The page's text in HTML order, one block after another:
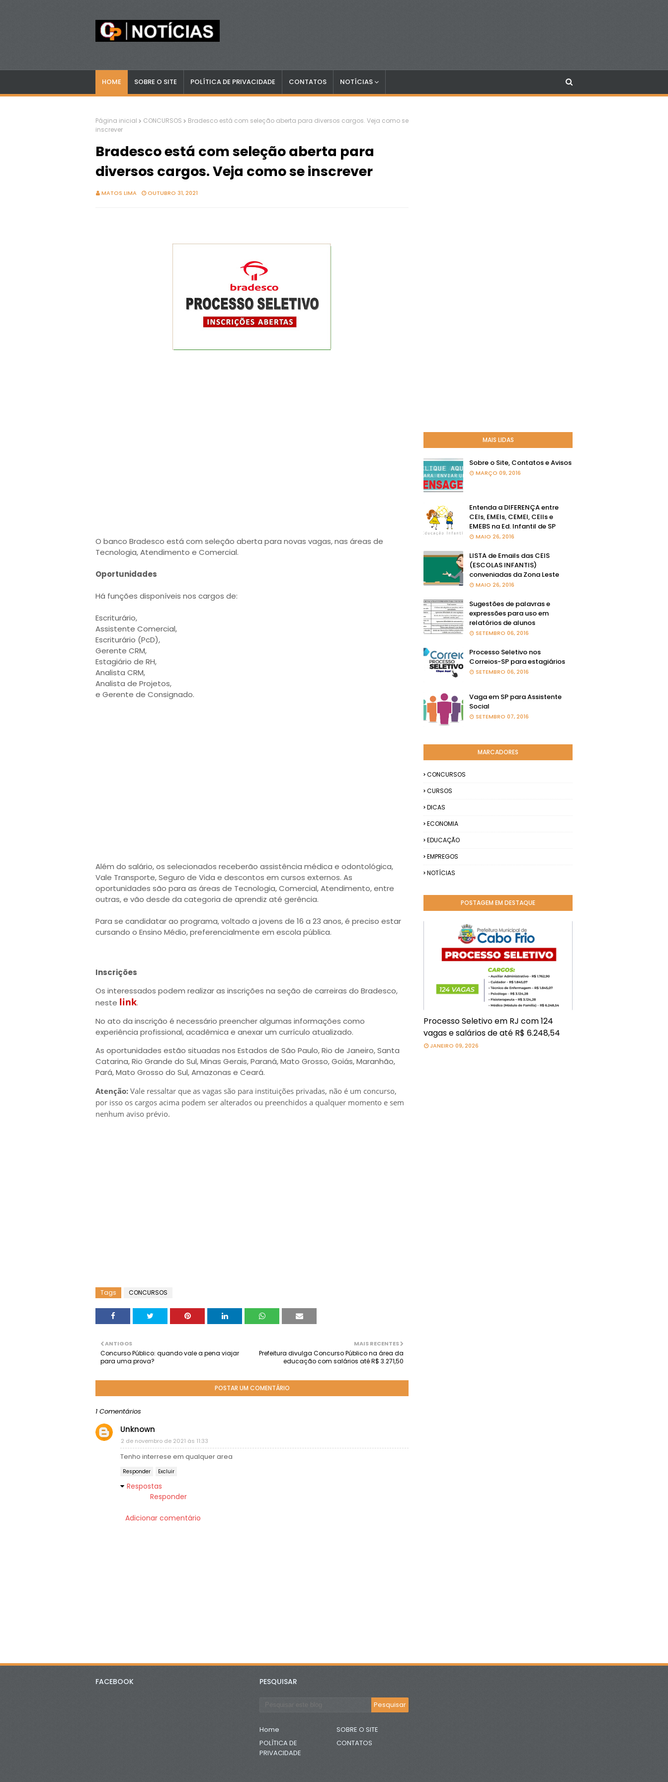
HOME SOBRE O SITE POLÍTICA DE PRIVACIDADE CONTATOS NOTÍCIAS
Página inicial CONCURSOS
Bradesco está com seleção aberta para diversos cargos. Veja como se
inscrever
Bradesco está com seleção aberta para
diversos cargos. Veja como se inscrever
MATOS LIMA OUTUBRO 31, 2021
O banco Bradesco está com seleção aberta para novas vagas, nas áreas de
Tecnologia, Atendimento e Comercial.
Oportunidades
Há funções disponíveis nos cargos de:
Escriturário,
Assistente Comercial,
Escriturário (PcD),
Gerente CRM,
Estagiário de RH,
Analista CRM,
Analista de Projetos,
e Gerente de Consignado.
Além do salário, os selecionados receberão assistência médica e odontológica,
Vale Transporte, Seguro de Vida e descontos em cursos externos. As
oportunidades são para as áreas de Tecnologia, Comercial, Atendimento, entre
outras, e vão desde da categoria de aprendiz até gerência.
Para se candidatar ao programa, voltado a jovens de 16 a 23 anos, é preciso estar
cursando o Ensino Médio, preferencialmente em escola pública.
Inscrições
Os interessados podem realizar as inscrições na seção de carreiras do Bradesco,
neste link.
No ato da inscrição é necessário preencher algumas informações como
experiência profissional, acadêmica e anexar um currículo atualizado.
As oportunidades estão situadas nos Estados de São Paulo, Rio de Janeiro, Santa
Catarina, Rio Grande do Sul, Minas Gerais, Paraná, Mato Grosso, Goiás, Maranhão,
Pará, Mato Grosso do Sul, Amazonas e Ceará.
Atenção: Vale ressaltar que as vagas são para instituições privadas, não é um concurso,
por isso os cargos acima podem ser alterados ou preenchidos a qualquer momento e sem
nenhum aviso prévio.
Tags CONCURSOS
MAIS RECENTES
Prefeitura divulga Concurso Público na área da
educação com salários até R$ 3.271,50
ANTIGOS
Concurso Público: quando vale a pena viajar
para uma prova?
POSTAR UM COMENTÁRIO
1 Comentários
Unknown
2 de novembro de 2021 às 11:33
Tenho interrese em qualquer area
Responder Excluir
Respostas
Responder
Adicionar comentário
MAIS LIDAS
Sobre o Site, Contatos e Avisos
MARÇO 09, 2016
Entenda a DIFERENÇA entre
CEIs, EMEIs, CEMEI, CEIIs e
EMEBS na Ed. Infantil de SP
MAIO 26, 2016
LISTA de Emails das CEIS
(ESCOLAS INFANTIS)
conveniadas da Zona Leste
MAIO 26, 2016
Sugestões de palavras e
expressões para uso em
relatórios de alunos
SETEMBRO 06, 2016
Processo Seletivo nos
Correios-SP para estagiários
SETEMBRO 06, 2016
Vaga em SP para Assistente
Social
SETEMBRO 07, 2016
MARCADORES
CONCURSOS
CURSOS
DICAS
ECONOMIA
EDUCAÇÃO
EMPREGOS
NOTÍCIAS
POSTAGEM EM DESTAQUE
Processo Seletivo em RJ com 124
vagas e salários de até R$ 6.248,54
JANEIRO 09, 2026
FACEBOOK PESQUISAR
Home
SOBRE O SITE
POLÍTICA DE
PRIVACIDADE
CONTATOS